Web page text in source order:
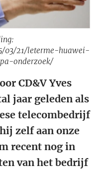
03/21/leterme-huawei-
onderzoek/
CD&V Yves
jaar geleden als
telecombedrijf
zelf aan onze
recent nog in
van het bedrijf